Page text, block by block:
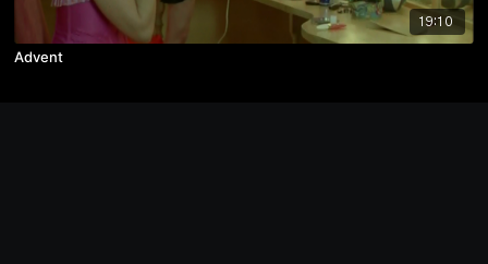
19:10
Advent